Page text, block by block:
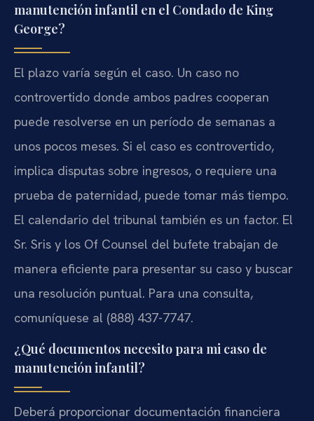
manutención infantil en el Condado de King
George?
El plazo varía según el caso. Un caso no
controvertido donde ambos padres cooperan
puede resolverse en un período de semanas a
unos pocos meses. Si el caso es controvertido,
implica disputas sobre ingresos, o requiere una
prueba de paternidad, puede tomar más tiempo.
El calendario del tribunal también es un factor. El
Sr. Sris y los Of Counsel del bufete trabajan de
manera eficiente para presentar su caso y buscar
una resolución puntual. Para una consulta,
comuníquese al (888) 437-7747.
¿Qué documentos necesito para mi caso de
manutención infantil?
Deberá proporcionar documentación financiera